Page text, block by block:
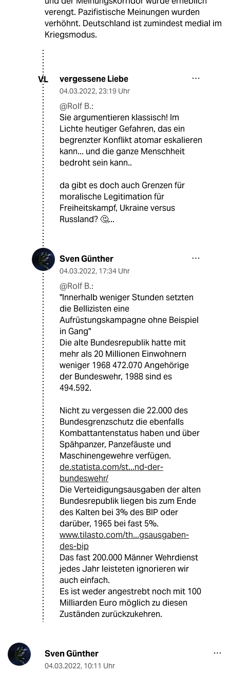
verengt. Pazifistische Meinungen wurden
verhöhnt. Deutschland ist zumindest medial im
Kriegsmodus.
VL vergessene Liebe
04.03.2022, 23:19 Uhr
@Rolf B.:
Sie argumentieren klassisch! Im
Lichte heutiger Gefahren, das ein
begrenzter Konflikt atomar eskalieren
kann... und die ganze Menschheit
bedroht sein kann..
da gibt es doch auch Grenzen für
moralische Legitimation für
Freiheitskampf, Ukraine versus
Russland? 🤔...
Sven Günther
04.03.2022, 17:34 Uhr
@Rolf B.:
"Innerhalb weniger Stunden setzten
die Bellizisten eine
Aufrüstungskampagne ohne Beispiel
in Gang"
Die alte Bundesrepublik hatte mit
mehr als 20 Millionen Einwohnern
weniger 1968 472.070 Angehörige
der Bundeswehr, 1988 sind es
494.592.
Nicht zu vergessen die 22.000 des
Bundesgrenzschutz die ebenfalls
Kombattantenstatus haben und über
Spähpanzer, Panzefäuste und
Maschinengewehre verfügen.
de.statista.com/st...nd-der-
bundeswehr/
Die Verteidigungsausgaben der alten
Bundesrepublik liegen bis zum Ende
des Kalten bei 3% des BIP oder
darüber, 1965 bei fast 5%.
www.tilasto.com/th...gsausgaben-
des-bip
Das fast 200.000 Männer Wehrdienst
jedes Jahr leisteten ignorieren wir
auch einfach.
Es ist weder angestrebt noch mit 100
Milliarden Euro möglich zu diesen
Zuständen zurückzukehren.
Sven Günther
04.03.2022, 10:11 Uhr